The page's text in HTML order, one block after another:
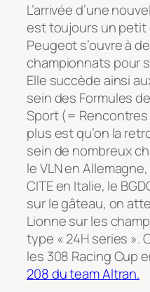
L’arrivée d’une
est toujours un petit
Peugeot s’ouvre à
championnats pour
Elle succède ainsi
sein des Formules
Sport (=
plus est qu’on la
sein de nombreux
le VLN en
CITE en Italie, le
sur le gâteau, on
Lionne sur les
type « 24H series ».
les 308 Racing Cup
208 du team Altran.